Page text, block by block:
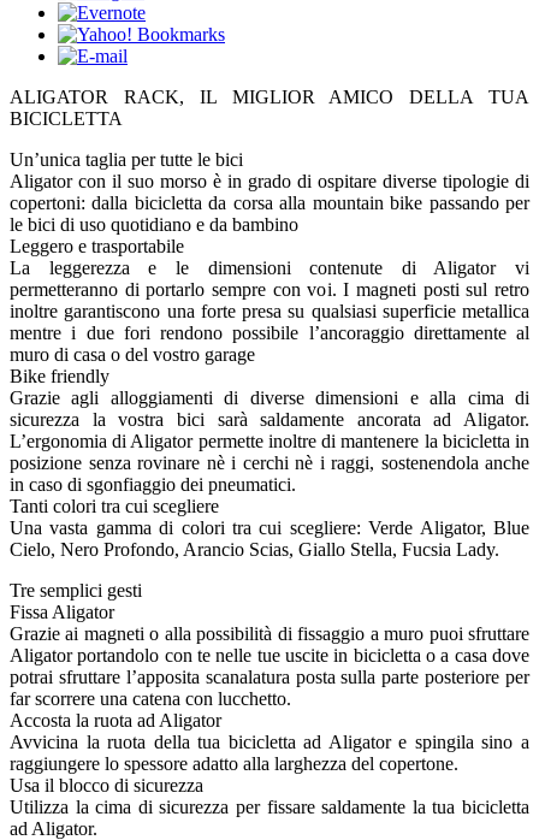
​ALIGATOR RACK, IL MIGLIOR AMICO DELLA TUA
BICICLETTA
Un’unica taglia per tutte le bici
Aligator con il suo morso è in grado di ospitare diverse tipologie di
copertoni: dalla bicicletta da corsa alla mountain bike passando per
le bici di uso quotidiano e da bambino
Leggero e trasportabile
La leggerezza e le dimensioni contenute di Aligator vi
permetteranno di portarlo sempre con voi. I magneti posti sul retro
inoltre garantiscono una forte presa su qualsiasi superficie metallica
mentre i due fori rendono possibile l’ancoraggio direttamente al
muro di casa o del vostro garage
Bike friendly
Grazie agli alloggiamenti di diverse dimensioni e alla cima di
sicurezza la vostra bici sarà saldamente ancorata ad Aligator.
L’ergonomia di Aligator permette inoltre di mantenere la bicicletta in
posizione senza rovinare nè i cerchi nè i raggi, sostenendola anche
in caso di sgonfiaggio dei pneumatici.
Tanti colori tra cui scegliere
Una vasta gamma di colori tra cui scegliere: Verde Aligator, Blue
Cielo, Nero Profondo, Arancio Scias, Giallo Stella, Fucsia Lady.
Tre semplici gesti
Fissa Aligator
Grazie ai magneti o alla possibilità di fissaggio a muro puoi sfruttare
Aligator portandolo con te nelle tue uscite in bicicletta o a casa dove
potrai sfruttare l’apposita scanalatura posta sulla parte posteriore per
far scorrere una catena con lucchetto.
Accosta la ruota ad Aligator
Avvicina la ruota della tua bicicletta ad Aligator e spingila sino a
raggiungere lo spessore adatto alla larghezza del copertone.
Usa il blocco di sicurezza
Utilizza la cima di sicurezza per fissare saldamente la tua bicicletta
ad Aligator.